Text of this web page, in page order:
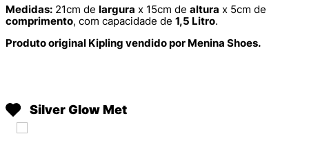
Medidas: 21cm de largura x 15cm de altura x 5cm de
comprimento, com capacidade de 1,5 Litro.
Produto original Kipling vendido por Menina Shoes.
Silver Glow Met